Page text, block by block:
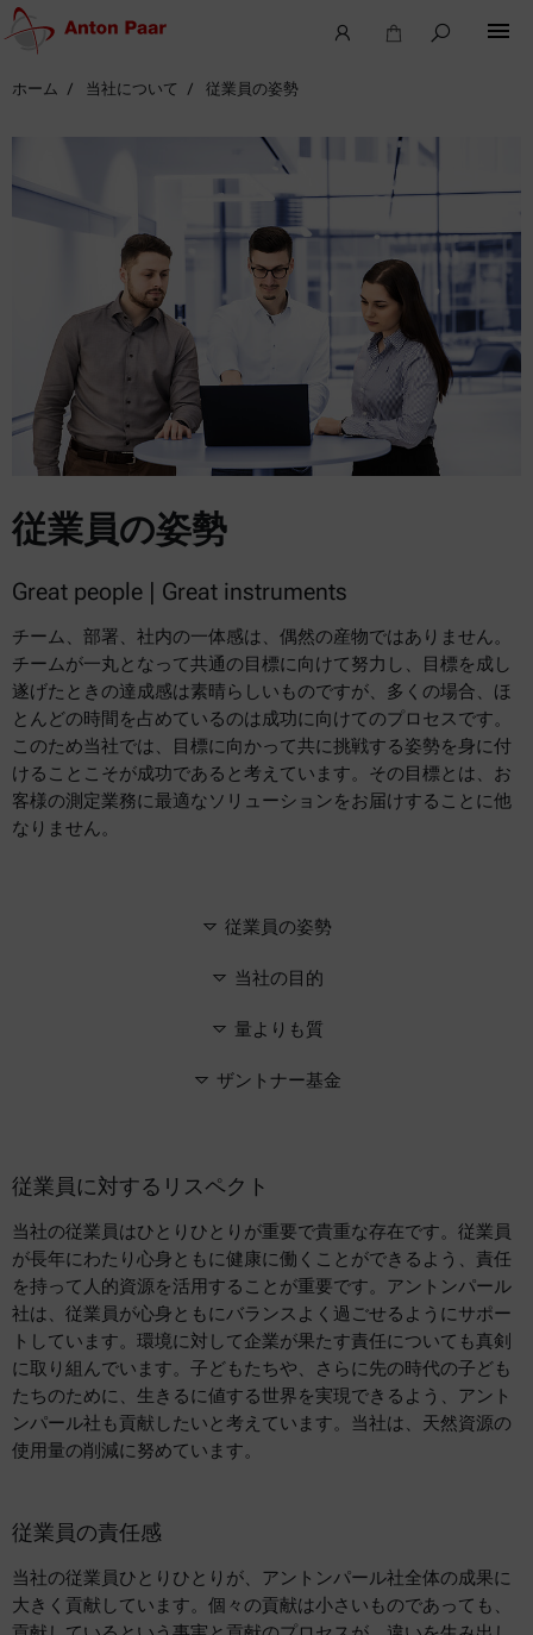
ホーム 当社について 従業員の姿勢
従業員の姿勢
Great people | Great instruments
チーム、部署、社内の一体感は、偶然の産物ではありません。
チームが一丸となって共通の目標に向けて努力し、目標を成し
遂げたときの達成感は素晴らしいものですが、多くの場合、ほ
とんどの時間を占めているのは成功に向けてのプロセスです。
このため当社では、目標に向かって共に挑戦する姿勢を身に付
けることこそが成功であると考えています。その目標とは、お
客様の測定業務に最適なソリューションをお届けすることに他
なりません。
従業員の姿勢
当社の目的
量よりも質
ザントナー基金
従業員に対するリスペクト
当社の従業員はひとりひとりが重要で貴重な存在です。従業員
が長年にわたり心身ともに健康に働くことができるよう、責任
を持って人的資源を活用することが重要です。アントンパール
社は、従業員が心身ともにバランスよく過ごせるようにサポー
トしています。環境に対して企業が果たす責任についても真剣
に取り組んでいます。子どもたちや、さらに先の時代の子ども
たちのために、生きるに値する世界を実現できるよう、アント
ンパール社も貢献したいと考えています。当社は、天然資源の
使用量の削減に努めています。
従業員の責任感
当社の従業員ひとりひとりが、アントンパール社全体の成果に
大きく貢献しています。個々の貢献は小さいものであっても、